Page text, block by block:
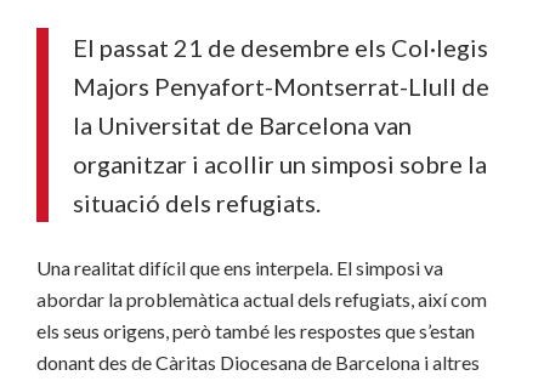
El passat 21 de desembre els Col·legis
Majors Penyafort-Montserrat-Llull de
la Universitat de Barcelona van
organitzar i acollir un simposi sobre la
situació dels refugiats.
Una realitat difícil que ens interpela. El simposi va
abordar la problemàtica actual dels refugiats, així com
els seus origens, però també les respostes que s’estan
donant des de Càritas Diocesana de Barcelona i altres